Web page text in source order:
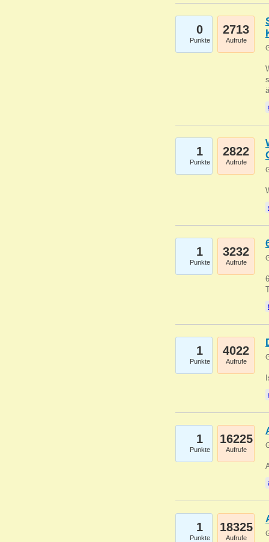
0
Punkte
2713
Aufrufe
1
Punkte
2822
Aufrufe
1
Punkte
3232
Aufrufe
1
Punkte
4022
Aufrufe
1
Punkte
16225
Aufrufe
1
Punkte
18325
Aufrufe